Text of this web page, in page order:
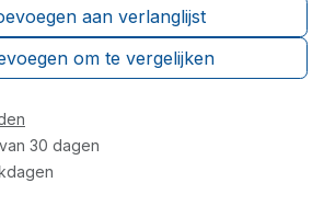
om te vergelijken
aan verlanglijst
30 dagen